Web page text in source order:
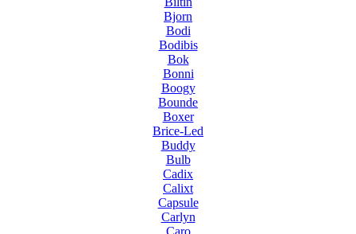
Bjorn
Bodi
Bodibis
Bok
Bonni
Boogy
Bounde
Boxer
Brice-Led
Buddy
Bulb
Cadix
Calixt
Capsule
Carlyn
Caro